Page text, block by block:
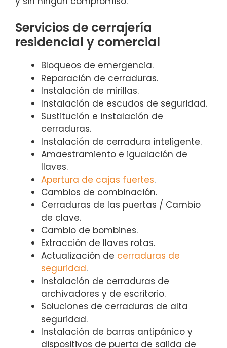
Servicios de cerrajería
residencial y comercial
Bloqueos de emergencia.
Reparación de cerraduras.
Instalación de mirillas.
Instalación de escudos de seguridad.
Sustitución e instalación de
cerraduras.
Instalación de cerradura inteligente.
Amaestramiento e igualación de
llaves.
Apertura de cajas fuertes.
Cambios de combinación.
Cerraduras de las puertas / Cambio
de clave.
Cambio de bombines.
Extracción de llaves rotas.
Actualización de cerraduras de
seguridad.
Instalación de cerraduras de
archivadores y de escritorio.
Soluciones de cerraduras de alta
seguridad.
Instalación de barras antipánico y
dispositivos de puerta de salida de